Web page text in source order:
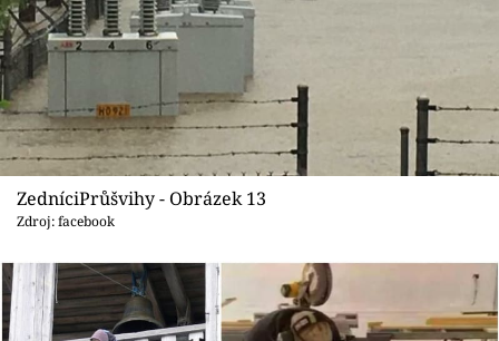
ZedníciPrůšvihy - Obrázek 13
Zdroj: facebook